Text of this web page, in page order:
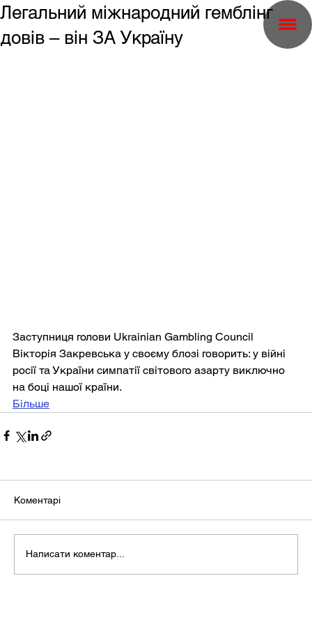
Легальний міжнародний гемблінг
довів – він ЗА Україну
Заступниця голови Ukrainian Gambling Council
Вікторія Закревська у своєму блозі говорить: у війні
росії та України симпатії світового азарту виключно
на боці нашої країни.
Більше
Коментарі
Написати коментар...